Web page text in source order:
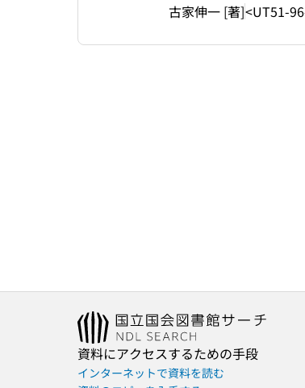
古家伸一 [著]<UT51-
資料にアクセスするための手段
インターネットで資料を読む